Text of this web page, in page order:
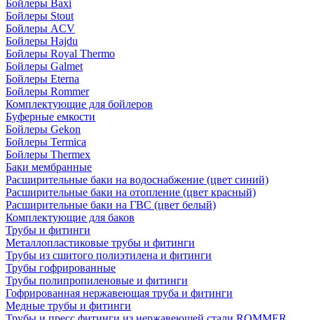
Бойлеры Baxi
Бойлеры Stout
Бойлеры ACV
Бойлеры Hajdu
Бойлеры Royal Thermo
Бойлеры Galmet
Бойлеры Eterna
Бойлеры Rommer
Комплектующие для бойлеров
Буферные емкости
Бойлеры Gekon
Бойлеры Termica
Бойлеры Thermex
Баки мембранные
Расширительные баки на водоснабжение (цвет синий)
Расширительные баки на отопление (цвет красный)
Расширительные баки на ГВС (цвет белый)
Комплектующие для баков
Трубы и фитинги
Металлопластиковые трубы и фитинги
Трубы из сшитого полиэтилена и фитинги
Трубы гофрированные
Трубы полипропиленовые и фитинги
Гофрированная нержавеющая труба и фитинги
Медные трубы и фитинги